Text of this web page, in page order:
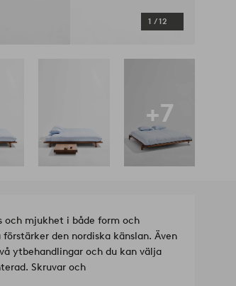
1 /12
+7
och mjukhet i både form och
den nordiska känslan. Även
ytbehandlingar och du kan välja
Skruvar och